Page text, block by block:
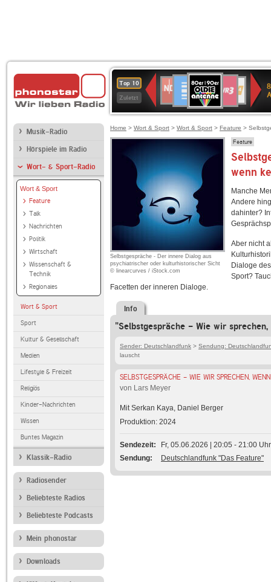
Top 10
Zuletzt
Deutschlandfunk
80er
90er
OLDIE
ANTENNE
SWR3
SWR
Kultur
NDR
2
Musik-Radio
Hörspiele im Radio
Wort- & Sport-Radio
Wort & Sport
Feature
Talk
Nachrichten
Politik
Wirtschaft
Wissenschaft &
Technik
Regionales
Wort & Sport
Sport
Kultur & Gesellschaft
Medien
Lifestyle & Freizeit
Religiös
Kinder-Nachrichten
Wissen
Buntes Magazin
Klassik-Radio
Radiosender
Beliebteste Radios
Beliebteste Podcasts
Mein phonostar
Downloads
Home > Wort & Sport > Wort & Sport > Feature >
Selbstgespräche - Der innere Dialog aus
psychiatrischer oder kulturhistorischer Sicht
© linearcurves / iStock.com
Feature
wenn
Manche
Andere
dahinter?
Aber nicht
Dialoge
Sport?
Facetten der inneren Dialoge.
Info
"Selbstgespräche - Wie wir
Sender: Deutschlandfunk > Sendung:
lauscht
SELBSTGESPRÄCHE - WIE WIR SPRECHEN,
von Lars Meyer
Mit Serkan Kaya, Daniel Berger
Produktion: 2024
Sendezeit
Fr, 05.06.2026 | 20:05 - 21:00 Uhr
Sendung
Deutschlandfunk "Das Feature"